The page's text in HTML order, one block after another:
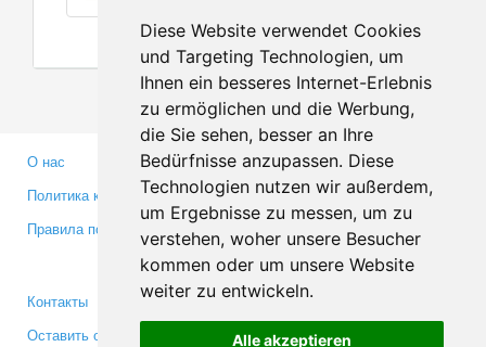
Diese Website verwendet Cookies
und Targeting Technologien, um
Ihnen ein besseres Internet-Erlebnis
zu ermöglichen und die Werbung,
die Sie sehen, besser an Ihre
Bedürfnisse anzupassen. Diese
Technologien nutzen wir außerdem,
um Ergebnisse zu messen, um zu
verstehen, woher unsere Besucher
kommen oder um unsere Website
weiter zu entwickeln.
Alle akzeptieren
О нас
Политика конфиденциальности
Правила пользования
Партнерам
Инвесторам
Медиа
Контакты
Оставить отзыв
Facebook
Twitter